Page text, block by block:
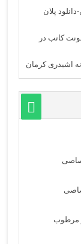
پلان
کاتب در
اشیدری کرمان
و مرطوب